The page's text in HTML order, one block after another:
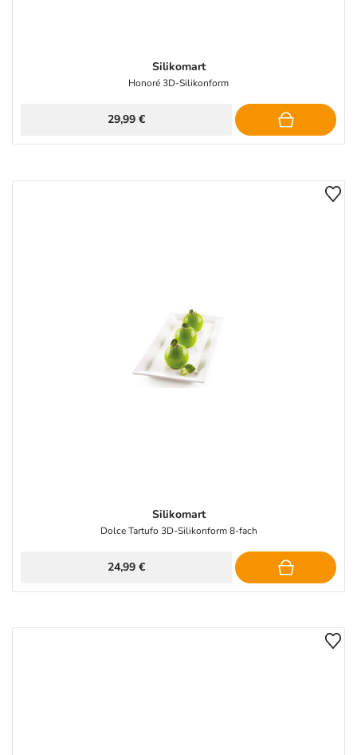
Silikomart
Honoré 3D-Silikonform
29,99 €
Silikomart
Dolce Tartufo 3D-Silikonform 8-fach
24,99 €